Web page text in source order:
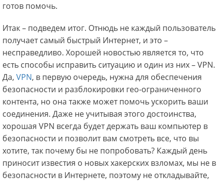
готов помочь.
Итак – подведем итог. Отнюдь не каждый пользователь
получает самый быстрый Интернет, и это –
несправедливо. Хорошей новостью является то, что
есть способы исправить ситуацию и один из них – VPN.
Да, VPN, в первую очередь, нужна для обеспечения
безопасности и разблокировки гео-ограниченного
контента, но она также может помочь ускорить ваши
соединения. Даже не учитывая этого достоинства,
хорошая VPN всегда будет держать ваш компьютер в
безопасности и позволит вам смотреть все, что вы
хотите, так почему бы не попробовать? Каждый день
приносит известия о новых хакерских взломах, мы не в
безопасности в Интернете, поэтому не откладывайте,